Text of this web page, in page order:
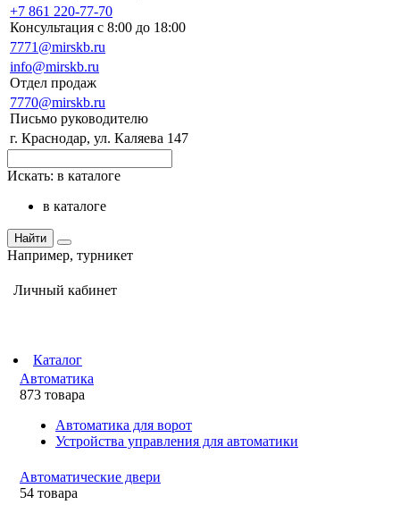
+7 861 220-77-70
Консультация с 8:00 до 18:00
7771@mirskb.ru
info@mirskb.ru
Отдел продаж
7770@mirskb.ru
Письмо руководителю
г. Краснодар, ул. Каляева 147
Искать: в каталоге
в каталоге
Найти
Например, турникет
Личный кабинет
Каталог
Автоматика
873 товара
Автоматика для ворот
Устройства управления для автоматики
Автоматические двери
54 товара